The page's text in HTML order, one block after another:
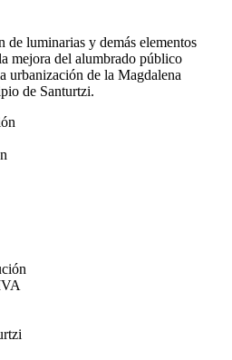
de luminarias y demás elementos
mejora del alumbrado público
urbanización de la Magdalena
de Santurtzi.